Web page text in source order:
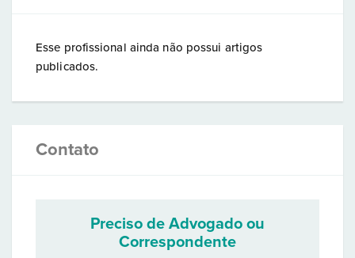
Esse profissional ainda não possui artigos
publicados.
Contato
Preciso de Advogado ou
Correspondente